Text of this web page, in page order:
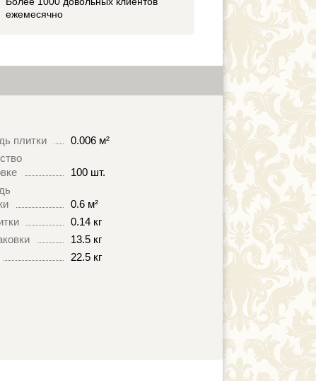
ежемесячно
плитки
0.006 м²
100 шт.
0.6 м²
0.14 кг
13.5 кг
22.5 кг